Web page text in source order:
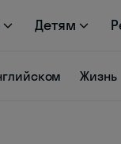
Детям
Жизнь